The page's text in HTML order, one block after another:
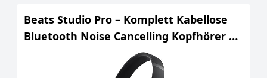
Beats Studio Pro – Komplett Kabellose
Bluetooth Noise Cancelling Kopfhörer –
Personalisiertes 3D Audio, USB-C
verlustfreies Audio, Apple & Android